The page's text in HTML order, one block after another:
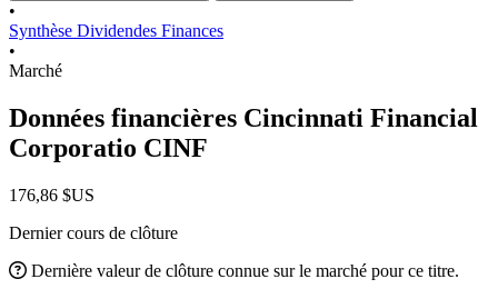
•
Synthèse Dividendes Finances
•
Marché
Données financières Cincinnati Financial
Corporatio CINF
176,86 $US
Dernier cours de clôture
Dernière valeur de clôture connue sur le marché pour ce titre.